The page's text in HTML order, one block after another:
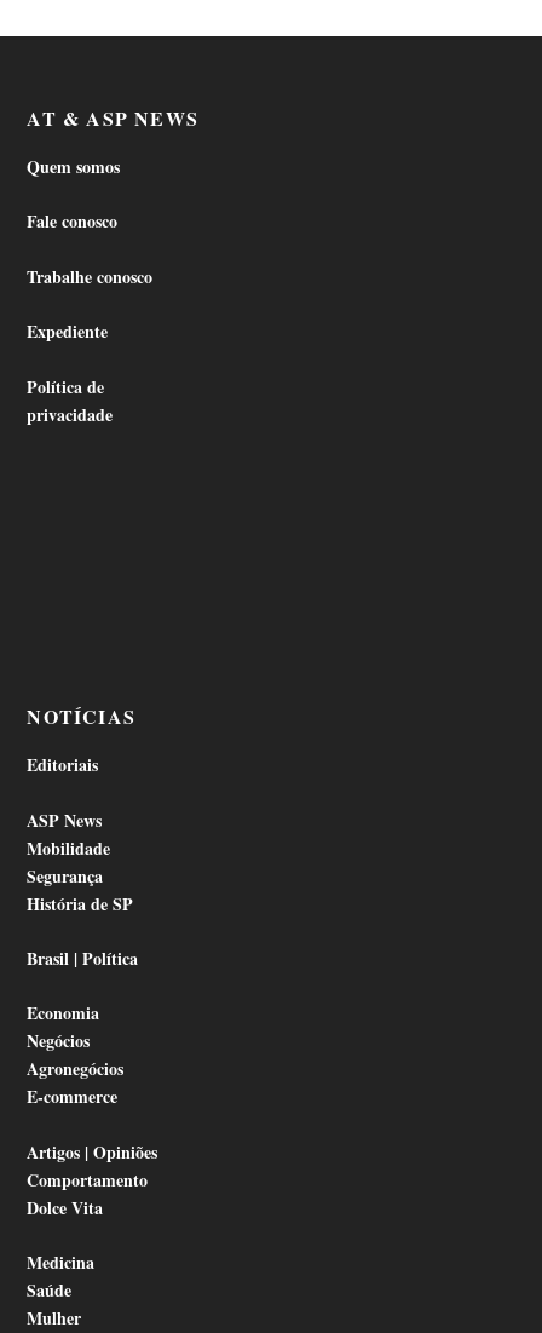
AT & ASP NEWS
Quem somos
Fale conosco
Trabalhe conosco
Expediente
Política de
privacidade
NOTÍCIAS
Editoriais
ASP News
Mobilidade
Segurança
História de SP
Brasil | Política
Economia
Negócios
Agronegócios
E-commerce
Artigos | Opiniões
Comportamento
Dolce Vita
Medicina
Saúde
Mulher